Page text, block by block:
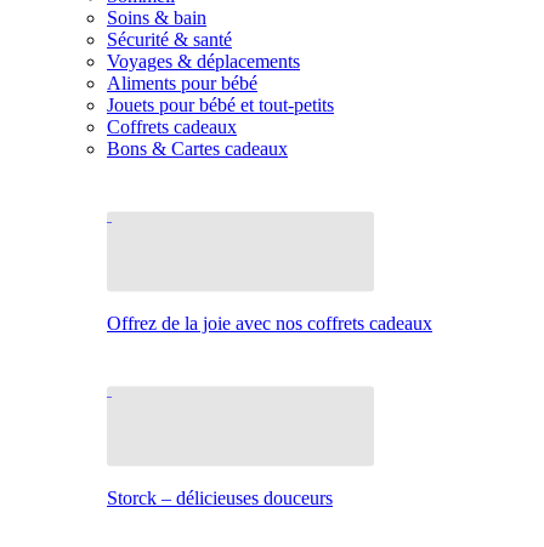
Soins & bain
Sécurité & santé
Voyages & déplacements
Aliments pour bébé
Jouets pour bébé et tout-petits
Coffrets cadeaux
Bons & Cartes cadeaux
Offrez de la joie avec nos coffrets cadeaux
Storck – délicieuses douceurs